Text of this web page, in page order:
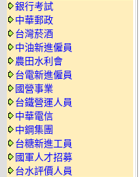
銀行考試
中華郵政
台灣菸酒
中油新進僱員
農田水利會
台電新進僱員
國營事業
台鐵營運人員
中華電信
中鋼集團
台糖新進工員
國軍人才招募
台水評價人員